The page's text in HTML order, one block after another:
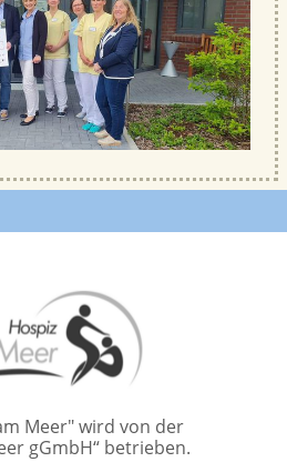
Meer" wird von der
gGmbH“ betrieben.